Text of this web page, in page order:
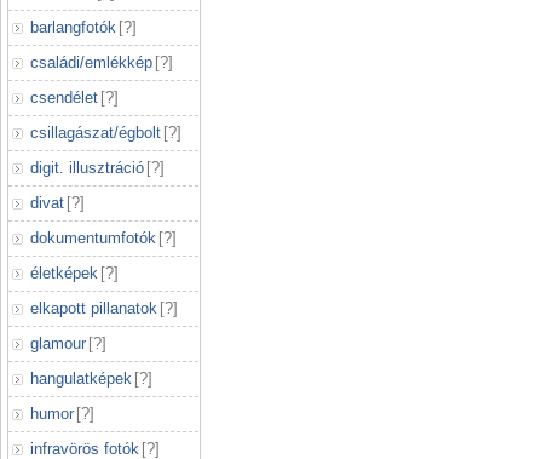
barlangfotók [?]
családi/emlékkép [?]
csendélet [?]
csillagászat/égbolt [?]
digit. illusztráció [?]
divat [?]
dokumentumfotók [?]
életképek [?]
elkapott pillanatok [?]
glamour [?]
hangulatképek [?]
humor [?]
infravörös fotók [?]